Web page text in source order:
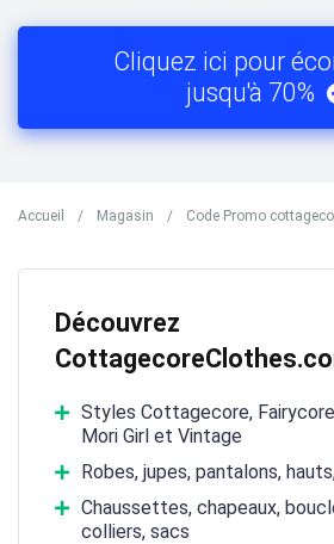
Cliquez ici pour
jusqu'à 70%
Accueil / Magasin / Code Promo
Découvrez
Styles Cottagecore,
Mori Girl et Vintage
Robes, jupes, pantalons,
Chaussettes, chapeaux,
colliers, sacs